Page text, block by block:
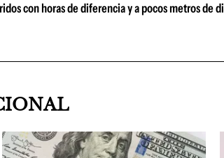
con horas de diferencia y a pocos metros de